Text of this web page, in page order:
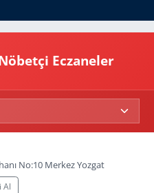
Eczaneler
No:10 Merkez Yozgat
Al